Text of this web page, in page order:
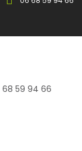
68 59 94 66